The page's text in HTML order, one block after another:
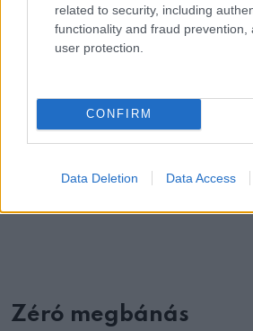
related to security, including
functionality and fraud prevention,
user protection.
CONFIRM
Data Deletion Data Access
Zéró megbánás